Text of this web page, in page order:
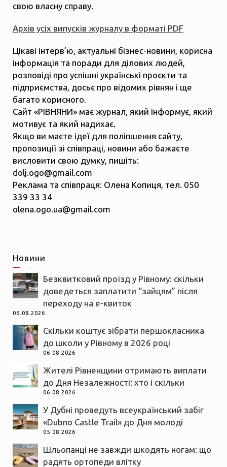
свою власну справу.
Архів усіх випусків журналу в форматі PDF
Цікаві інтерв’ю, актуальні бізнес-новини, корисна
інформація та поради для ділових людей,
розповіді про успішні українські проєкти та
підприємства, досьє про відомих рівнян і ще
багато корисного.
Сайт «РІВНЯНИ» має журнал, який інформує, який
мотивує та який надихає.
Якщо ви маєте ідеї для поліпшення сайту,
пропозиції зі співпраці, новини або бажаєте
висловити свою думку, пишіть:
dolj.ogo@gmail.com
Реклама та співпраця: Олена Копиця, тел. 050
339 33 34
olena.ogo.ua@gmail.com
Новини
Безквитковий проїзд у Рівному: скільки
доведеться заплатити “зайцям” після
переходу на е-квиток
06.08.2026
Скільки коштує зібрати першокласника
до школи у Рівному в 2026 році
06.08.2026
Жителі Рівненщини отримають виплати
до Дня Незалежності: хто і скільки
06.08.2026
У Дубні проведуть всеукраїнський забіг
«Dubno Castle Trail» до Дня молоді
05.08.2026
Шльопанці не завжди шкодять ногам: що
радять ортопеди влітку